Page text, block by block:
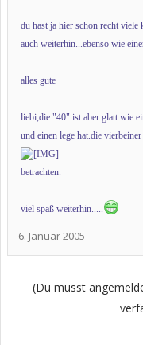
du hast ja hier schon recht
auch weiterhin...ebenso wie
alles gute
liebi,die "40" ist aber glatt wie
und einen lege hat.die
betrachten.
viel spaß weiterhin.....
6. Januar 2005
(Du musst